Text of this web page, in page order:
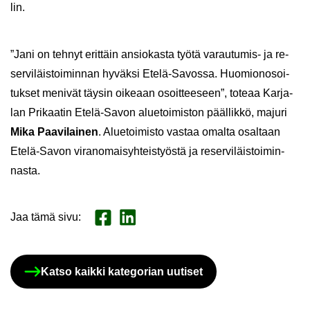
lin.
”Jani on teh­nyt erit­täin an­sio­kas­ta työtä varautumis-​ ja re­
ser­vi­läis­toi­min­nan hy­väk­si Etelä-​Savossa. Huo­mio­no­soi­
tuk­set me­ni­vät täy­sin oi­ke­aan osoit­tee­seen”, to­te­aa Kar­ja­
lan Pri­kaa­tin Etelä-​Savon alue­toi­mis­ton pääl­lik­kö, ma­ju­ri
Mika Paa­vi­lai­nen. Alue­toi­mis­to vas­taa omal­ta osal­taan
Etelä-​Savon vi­ran­omai­syh­teis­työs­tä ja re­ser­vi­läis­toi­min­
nas­ta.
Jaa tämä sivu: Jaa Face­book
Jaa Lin­ke­dI­nis­sä
Katso kaik­ki ka­te­go­rian uu­ti­set